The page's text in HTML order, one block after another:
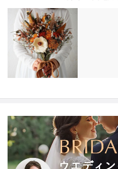
たブーケやスワッグを販
ております。
わった後にも長く飾って
ちらにも使っていただく
ケを用意するよりもお得